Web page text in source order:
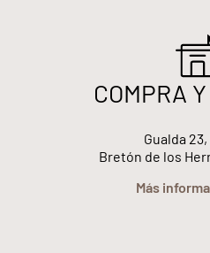
COMPRA
Gualda
Bretón de los
Más